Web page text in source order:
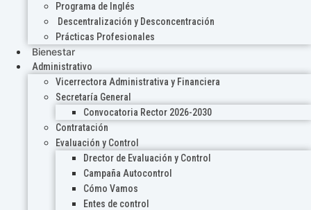
Programa de Inglés
Descentralización y Desconcentración
Prácticas Profesionales
Bienestar
Administrativo
Vicerrectora Administrativa y Financiera
Secretaría General
Convocatoria Rector 2026-2030
Contratación
Evaluación y Control
Drector de Evaluación y Control
Campaña Autocontrol
Cómo Vamos
Entes de control